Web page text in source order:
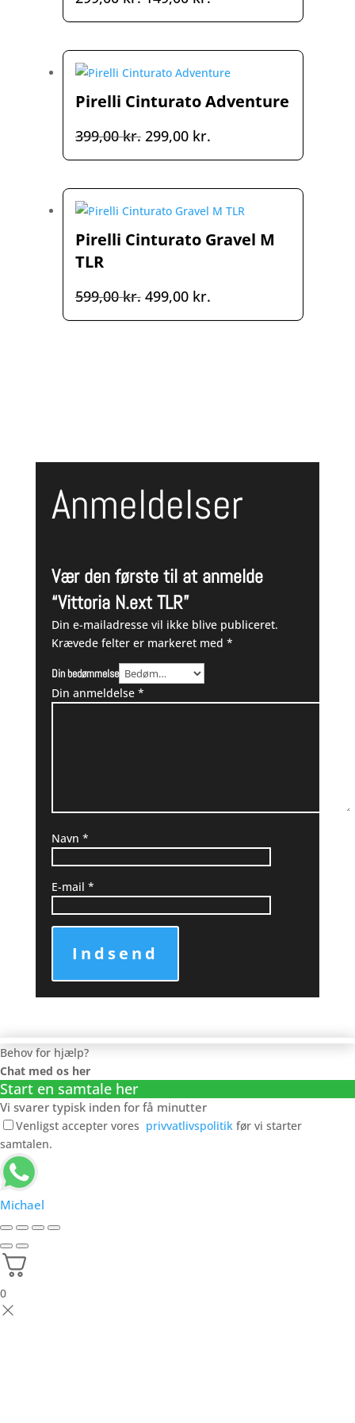
oprindelige
299,00 kr..
aktuelle
149,00 kr..
Pirelli Cinturato Adventure
399,00kr. Den
oprindelige
399,00 kr..
299,00 kr.Den
aktuelle
299,00 kr..
Pirelli Cinturato Gravel M
TLR
599,00kr. Den
oprindelige
499,00 kr.Den
aktuelle
Anmeldelser
Vær den første til at anmelde
“Vittoria N.ext TLR”
Din e-mailadresse vil ikke blive publiceret.
Krævede felter er markeret med *
Din bedømmelse
Din anmeldelse *
Navn *
E-mail *
Indsend
Behov for hjælp?
Chat med os her
Start en samtale her
Vi svarer typisk inden for få minutter
Venligst accepter vores privvatlivspolitik før vi starter
samtalen.
Michael
0